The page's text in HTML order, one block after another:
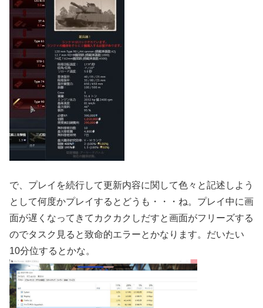
で、プレイを続行して更新内容に関して色々と記述しよう
として何度かプレイするとどうも・・・ね。プレイ中に画
面が遅くなってきてカクカクしだすと画面がフリーズする
のでタスク見ると致命的エラーとかなります。だいたい
10分位するとかな。